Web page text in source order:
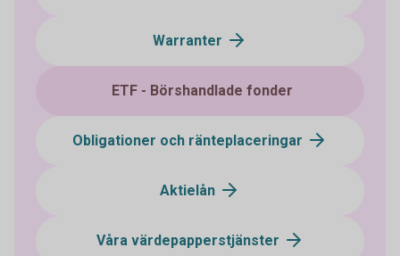
Warranter
ETF - Börshandlade fonder
Obligationer och ränteplaceringar
Aktielån
Våra värdepapperstjänster